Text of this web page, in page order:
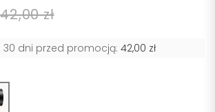
42,00 zł
30 dni przed promocją: 42,00 zł